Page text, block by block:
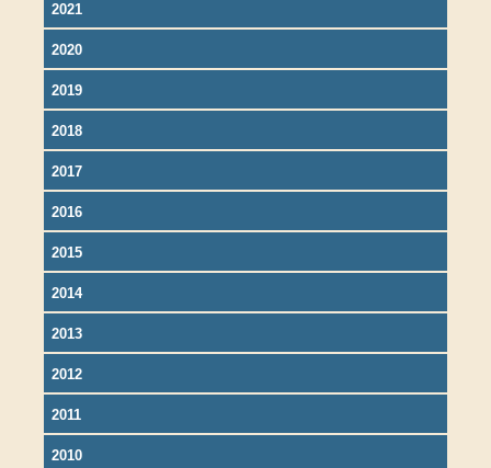
2021
2020
2019
2018
2017
2016
2015
2014
2013
2012
2011
2010